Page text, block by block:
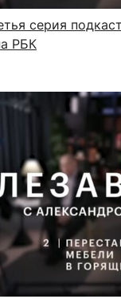
серия
РБК